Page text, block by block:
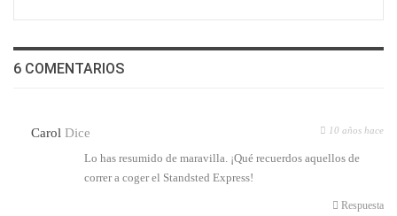
6 COMENTARIOS
Carol Dice 10 años hace
Lo has resumido de maravilla. ¡Qué recuerdos aquellos de
correr a coger el Standsted Express!
Respuesta